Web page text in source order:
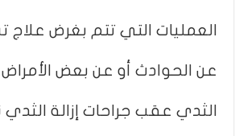
العمليات التي تتم بغرض
عن الحوادث أو عن بعض الأمراض
الثدي عقب جراحات إزالة الثدي